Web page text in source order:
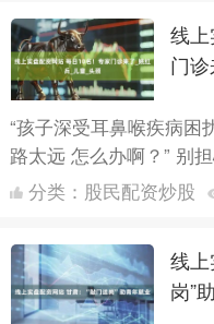
线
门
“孩子深受耳鼻喉疾病困
路太远 怎么办啊？” 别
耳鼻喉头颈外科权威专
分类： 股民配资炒股
线
岗”